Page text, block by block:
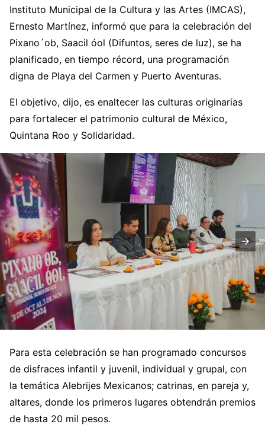
Instituto Municipal de la Cultura y las Artes (IMCAS),
Ernesto Martínez, informó que para la celebración del
Pixano´ob, Saacil óol (Difuntos, seres de luz), se ha
planificado, en tiempo récord, una programación
digna de Playa del Carmen y Puerto Aventuras.
El objetivo, dijo, es enaltecer las culturas originarias
para fortalecer el patrimonio cultural de México,
Quintana Roo y Solidaridad.
Para esta celebración se han programado concursos
de disfraces infantil y juvenil, individual y grupal, con
la temática Alebrijes Mexicanos; catrinas, en pareja y,
altares, donde los primeros lugares obtendrán premios
de hasta 20 mil pesos.